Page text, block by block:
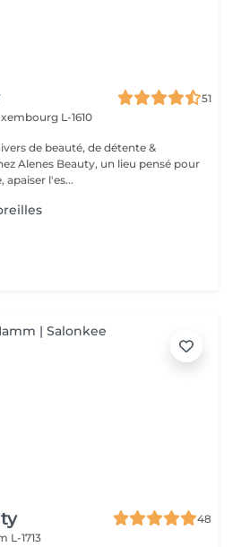
51
L-1610
de beauté, de détente &
l'es...
48
L-1713